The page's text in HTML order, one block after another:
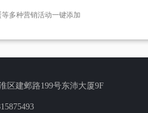
多种营销活动一键添加